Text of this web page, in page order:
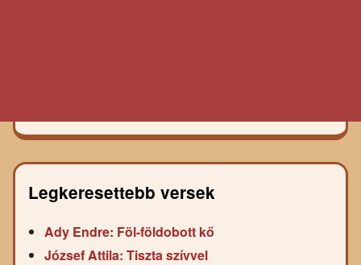
Legkeresettebb versek
Ady Endre: Föl-földobott kő
József Attila: Tiszta szívvel